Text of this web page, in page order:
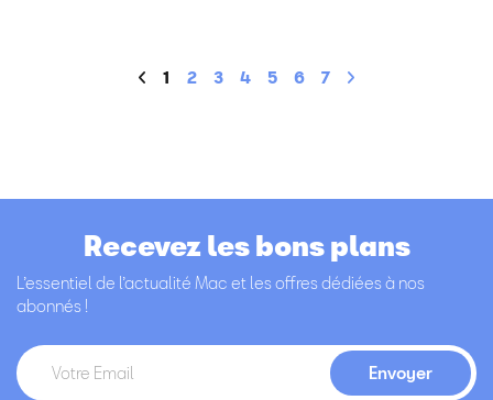
1 2 3 4 5 6 7
Recevez les bons plans
L’essentiel de l’actualité Mac et les offres dédiées à nos
abonnés !